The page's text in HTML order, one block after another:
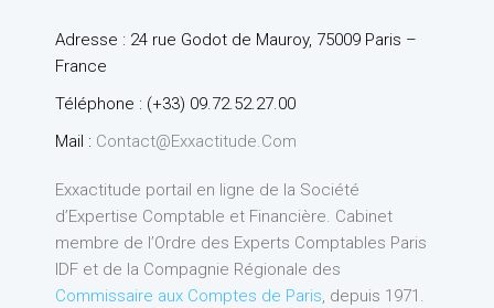
Adresse : 24 rue Godot de Mauroy, 75009 Paris –
France
Téléphone : (+33) 09.72.52.27.00
Mail : Contact@exxactitude.com
Exxactitude portail en ligne de la Société
d’Expertise Comptable et Financière. Cabinet
membre de l’Ordre des Experts Comptables Paris
IDF et de la Compagnie Régionale des
Commissaire aux Comptes de Paris, depuis 1971.